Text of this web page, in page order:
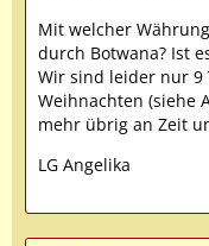
Mit welcher
durch Botwana? Ist
Wir sind leider nur 9
Weihnachten (siehe
mehr übrig an Zeit
LG Angelika